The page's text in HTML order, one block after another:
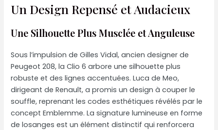
Un Design Repensé et Audacieux
Une Silhouette Plus Musclée et Anguleuse
Sous l’impulsion de Gilles Vidal, ancien designer de
Peugeot 208, la Clio 6 arbore une silhouette plus
robuste et des lignes accentuées. Luca de Meo,
dirigeant de Renault, a promis un design à couper le
souffle, reprenant les codes esthétiques révélés par le
concept Emblemme. La signature lumineuse en forme
de losanges est un élément distinctif qui renforcera